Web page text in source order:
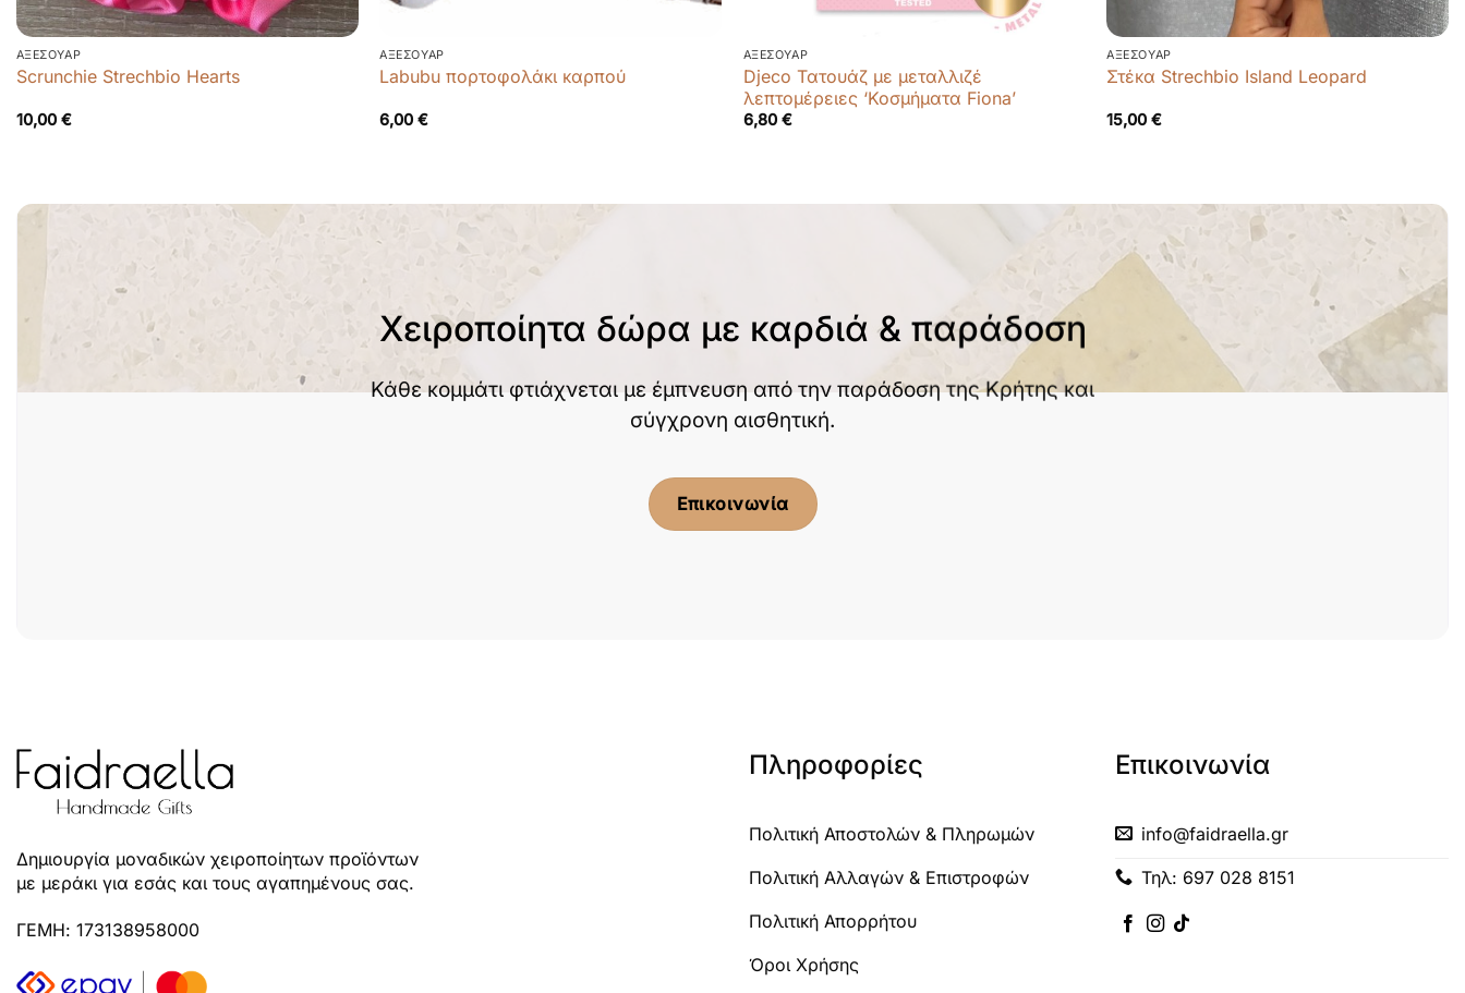
ΑΞΕΣΟΥΆΡ
Scrunchie Strechbio Hearts
10,00 €
ΑΞΕΣΟΥΆΡ
Labubu πορτοφολάκι καρπού
6,00€
ΑΞΕΣΟΥΆΡ
Djeco Τατουάζ με μεταλλιζέ
λεπτομέρειες ‘Κοσμήματα Fiona’
6,80 €
ΑΞΕΣΟΥΆΡ
Στέκα Strechbio Island Leopard
15,00€
Χειροποίητα δώρα με καρδιά & παράδοση
Κάθε κομμάτι φτιάχνεται με έμπνευση από την παράδοση της Κρήτης και
σύγχρονη αισθητική.
Επικοινωνία
Δημιουργία μοναδικών χειροποίητων προϊόντων
με μεράκι για εσάς και τους αγαπημένους σας.
ΓΕΜΗ: 173138958000
Πληροφορίες
Πολιτική Αποστολών & Πληρωμών
Πολιτική Αλλαγών & Επιστροφών
Πολιτική Απορρήτου
Όροι Χρήσης
Επικοινωνία
info@faidraella.gr
Τηλ: 697 028 8151